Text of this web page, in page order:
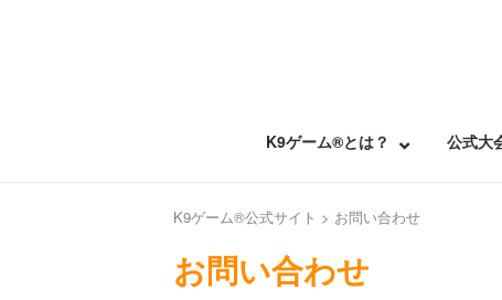
K9ゲーム®とは？ 公式大
K9ゲーム®公式サイト > お問い合わせ
お問い合わせ